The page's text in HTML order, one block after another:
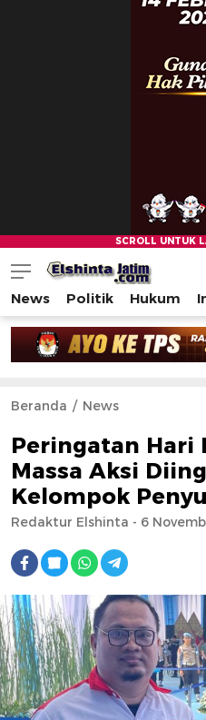
News Politik Hukum
Beranda News
Peringatan Hari
Massa Aksi
Kelompok
Redaktur Elshinta - 6